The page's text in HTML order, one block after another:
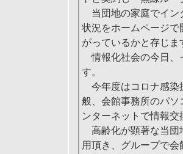
当団地の家庭でイン
状況をホームページ
がっているかと存じま
情報化社会の今日、
す。
今年度はコロナ感染
般、会館事務所のパ
ンターネットで情報
高齢化が顕著な当団
用頂き、グループで